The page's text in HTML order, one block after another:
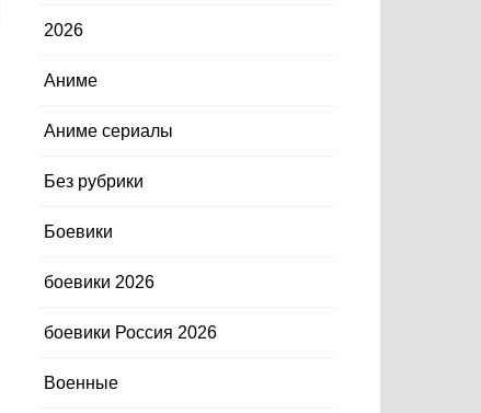
2026
Аниме
Аниме сериалы
Без рубрики
Боевики
боевики 2026
боевики Россия 2026
Военные